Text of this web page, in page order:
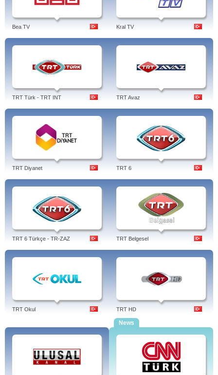
Bea TV Kral TV
TRT Türk - TRT INT TRT Avaz
TRT Diyanet TRT 6
TRT 6 Türkçe - TR-ZAZ TRT Belgesel
TRT Okul TRT HD
News